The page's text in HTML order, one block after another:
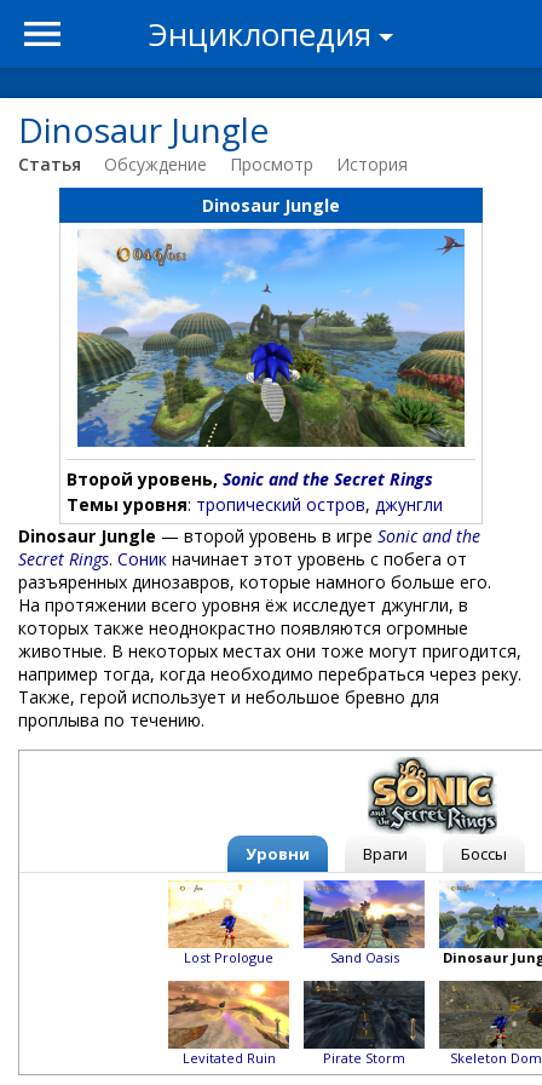
Энциклопедия
Dinosaur Jungle
Статья Обсуждение Просмотр
История
Dinosaur Jungle
Второй уровень, Sonic and the Secret Rings
Темы уровня: тропический остров, джунгли
Dinosaur Jungle — второй уровень в игре Sonic and the
Secret Rings. Соник начинает этот уровень с побега от
разъяренных динозавров, которые намного больше его.
На протяжении всего уровня ёж исследует джунгли, в
которых также неоднокрастно появляются огромные
животные. В некоторых местах они тоже могут пригодится,
например тогда, когда необходимо перебраться через реку.
Также, герой использует и небольшое бревно для
проплыва по течению.
Уровни Враги Боссы
Lost Prologue Sand Oasis Dinosaur
Levitated Ruin Pirate Storm Skeleton